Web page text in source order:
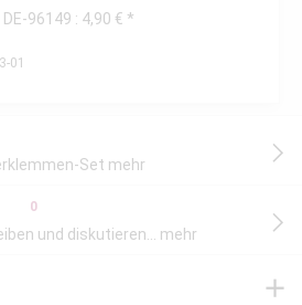
96149 : 4,90 € *
01
Set mehr
0
und diskutieren... mehr